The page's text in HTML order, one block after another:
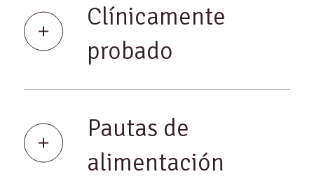
Clínicamente
probado
Pautas de
alimentación